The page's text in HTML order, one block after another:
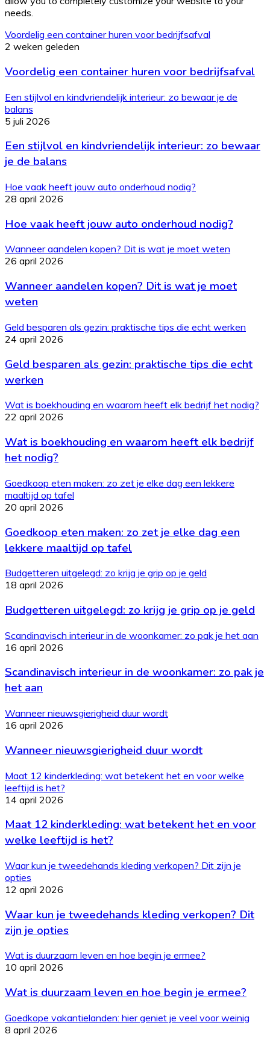
needs.
Voordelig een container huren voor bedrijfsafval
2 weken geleden
Voordelig een container huren voor bedrijfsafval
Een stijlvol en kindvriendelijk interieur: zo bewaar je de
balans
5 juli 2026
Een stijlvol en kindvriendelijk interieur: zo bewaar
je de balans
Hoe vaak heeft jouw auto onderhoud nodig?
28 april 2026
Hoe vaak heeft jouw auto onderhoud nodig?
Wanneer aandelen kopen? Dit is wat je moet weten
26 april 2026
Wanneer aandelen kopen? Dit is wat je moet
weten
Geld besparen als gezin: praktische tips die echt werken
24 april 2026
Geld besparen als gezin: praktische tips die echt
werken
Wat is boekhouding en waarom heeft elk bedrijf het nodig?
22 april 2026
Wat is boekhouding en waarom heeft elk bedrijf
het nodig?
Goedkoop eten maken: zo zet je elke dag een lekkere
maaltijd op tafel
20 april 2026
Goedkoop eten maken: zo zet je elke dag een
lekkere maaltijd op tafel
Budgetteren uitgelegd: zo krijg je grip op je geld
18 april 2026
Budgetteren uitgelegd: zo krijg je grip op je geld
Scandinavisch interieur in de woonkamer: zo pak je het aan
16 april 2026
Scandinavisch interieur in de woonkamer: zo pak je
het aan
Wanneer nieuwsgierigheid duur wordt
16 april 2026
Wanneer nieuwsgierigheid duur wordt
Maat 12 kinderkleding: wat betekent het en voor welke
leeftijd is het?
14 april 2026
Maat 12 kinderkleding: wat betekent het en voor
welke leeftijd is het?
Waar kun je tweedehands kleding verkopen? Dit zijn je
opties
12 april 2026
Waar kun je tweedehands kleding verkopen? Dit
zijn je opties
Wat is duurzaam leven en hoe begin je ermee?
10 april 2026
Wat is duurzaam leven en hoe begin je ermee?
Goedkope vakantielanden: hier geniet je veel voor weinig
8 april 2026